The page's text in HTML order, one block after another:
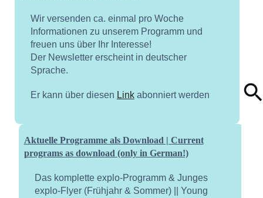
Wir versenden ca. einmal pro Woche
Informationen zu unserem Programm und
freuen uns über Ihr Interesse!
Der Newsletter erscheint in deutscher
Sprache.
Er kann über diesen Linkabonniert werden
Aktuelle Programme als Download | Current
programs as download (only in German!)
Das komplette explo-Programm & Junges
explo-Flyer (Frühjahr & Sommer) || Young